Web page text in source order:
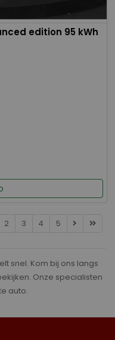
edition 95 kWh
2 3 4 5
snel. Kom bij ons langs
Onze specialisten
auto.